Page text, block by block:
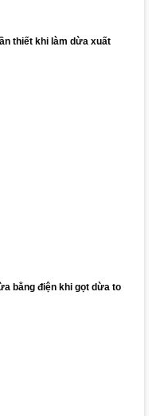
thiết khi làm dừa xuất
bằng điện khi gọt dừa to